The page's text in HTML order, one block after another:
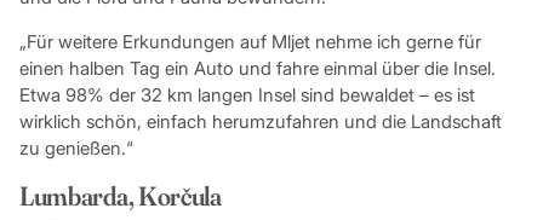
„Für weitere Erkundungen auf Mljet nehme ich gerne für
einen halben Tag ein Auto und fahre einmal über die Insel.
Etwa 98% der 32 km langen Insel sind bewaldet – es ist
wirklich schön, einfach herumzufahren und die Landschaft
zu genießen.“
Lumbarda, Korčula